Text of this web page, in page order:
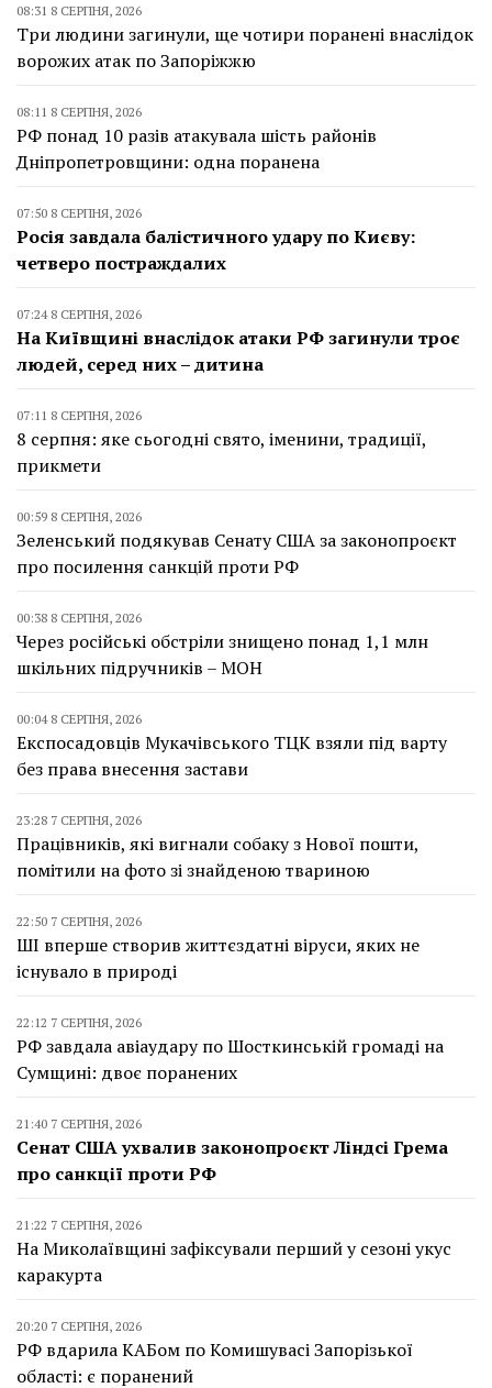
08:31 8 СЕРПНЯ, 2026
Три людини загинули, ще чотири поранені внаслідок
ворожих атак по Запоріжжю
08:11 8 СЕРПНЯ, 2026
РФ понад 10 разів атакувала шість районів
Дніпропетровщини: одна поранена
07:50 8 СЕРПНЯ, 2026
Росія завдала балістичного удару по Києву:
четверо постраждалих
07:24 8 СЕРПНЯ, 2026
На Київщині внаслідок атаки РФ загинули троє
людей, серед них – дитина
07:11 8 СЕРПНЯ, 2026
8 серпня: яке сьогодні свято, іменини, традиції,
прикмети
00:59 8 СЕРПНЯ, 2026
Зеленський подякував Сенату США за законопроєкт
про посилення санкцій проти РФ
00:38 8 СЕРПНЯ, 2026
Через російські обстріли знищено понад 1,1 млн
шкільних підручників – МОН
00:04 8 СЕРПНЯ, 2026
Експосадовців Мукачівського ТЦК взяли під варту
без права внесення застави
23:28 7 СЕРПНЯ, 2026
Працівників, які вигнали собаку з Нової пошти,
помітили на фото зі знайденою твариною
22:50 7 СЕРПНЯ, 2026
ШІ вперше створив життєздатні віруси, яких не
існувало в природі
22:12 7 СЕРПНЯ, 2026
РФ завдала авіаудару по Шосткинській громаді на
Сумщині: двоє поранених
21:40 7 СЕРПНЯ, 2026
Сенат США ухвалив законопроєкт Ліндсі Грема
про санкції проти РФ
21:22 7 СЕРПНЯ, 2026
На Миколаївщині зафіксували перший у сезоні укус
каракурта
20:20 7 СЕРПНЯ, 2026
РФ вдарила КАБом по Комишувасі Запорізької
області: є поранений